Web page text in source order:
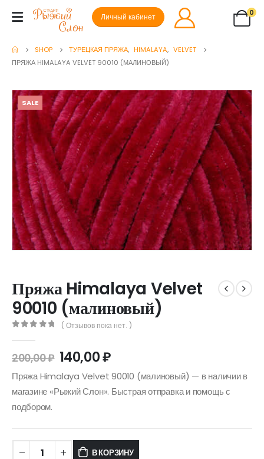
Личный кабинет
0
SHOP ТУРЕЦКАЯ ПРЯЖА, HIMALAYA, VELVET
ПРЯЖА HIMALAYA VELVET 90010 (МАЛИНОВЫЙ)
SALE
Пряжа Himalaya Velvet
90010 (малиновый)
( Отзывов пока нет. )
200,00₽ 140,00₽
Пряжа Himalaya Velvet 90010 (малиновый) — в наличии в
магазине «Рыжий Слон». Быстрая отправка и помощь с
подбором.
В КОРЗИНУ